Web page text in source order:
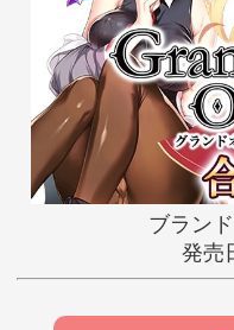
さ し
た ち
な に
は ひ
み
ら り
ブラン
発売
綾風柳晶